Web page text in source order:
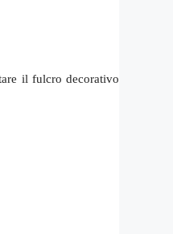
il fulcro decorativo